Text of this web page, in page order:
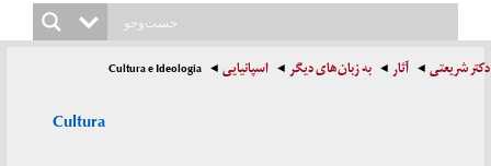
دکتر شریعتی آثار به زبان‌های دیگر اسپانیایی Cultura e Ideologia
Cultura